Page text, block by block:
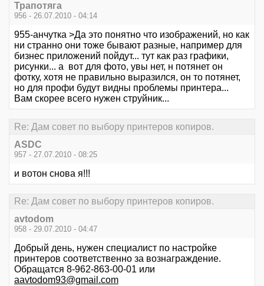
Трапотяга
956 - 26.07.2010 - 04:14
955-анчутка >Да это понятно что изображений, но как
ни странно они тоже бывают разные, например для
бизнес приложений пойдут... тут как раз графики,
рисунки... а вот для фото, увы нет, н потянет он
фотку, хотя не правильно выразился, он то потянет,
но для профи будут видны проблемы принтера...
Вам скорее всего нужен струйник...
Re: Дам совет по выбору принтеров копиров.
ASDC
957 - 27.07.2010 - 08:25
и вотон снова я!!!
Re: Дам совет по выбору принтеров копиров.
avtodom
958 - 29.07.2010 - 04:47
Добрый день, нужен специалист по настройке
принтеров соответственно за вознаграждение.
Обращатся 8-962-863-00-01 или
aavtodom93@gmail.com